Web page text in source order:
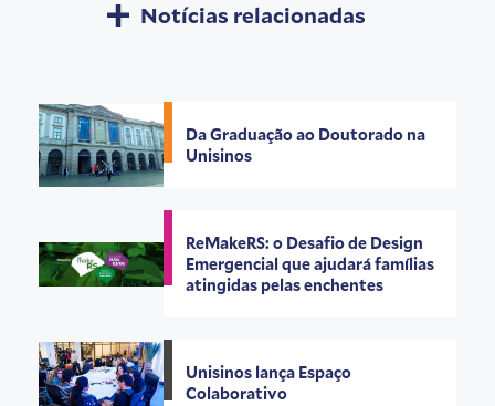
Notícias relacionadas
Da Graduação ao Doutorado na
Unisinos
ReMakeRS: o Desafio de Design
Emergencial que ajudará famílias
atingidas pelas enchentes
Unisinos lança Espaço
Colaborativo